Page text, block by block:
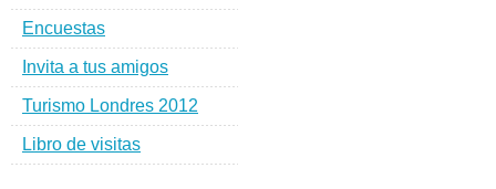
Encuestas
Invita a tus amigos
Turismo Londres 2012
Libro de visitas